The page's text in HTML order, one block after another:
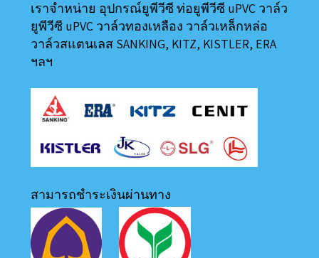
เราจำหน่าย อุปกรณ์ยูพีวีซี ท่อยูพีวีซี uPVC วาล์ว
ยูพีวีซี uPVC วาล์วทองเหลือง วาล์วเหล็กหล่อ
วาล์วสแตนเลส SANKING, KITZ, KISTLER, ERA
ฯลฯ
สามารถชำระเงินผ่านทาง